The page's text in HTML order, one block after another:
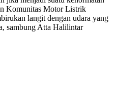
Komunitas Motor Listrik
langit dengan udara yang
sambung Atta Halilintar